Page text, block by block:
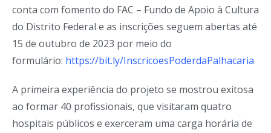
conta com fomento do FAC – Fundo de Apoio à Cultura
do Distrito Federal e as inscrições seguem abertas até
15 de outubro de 2023 por meio do
formulário: https://bit.ly/InscricoesPoderdaPalhacaria
A primeira experiência do projeto se mostrou exitosa
ao formar 40 profissionais, que visitaram quatro
hospitais públicos e exerceram uma carga horária de